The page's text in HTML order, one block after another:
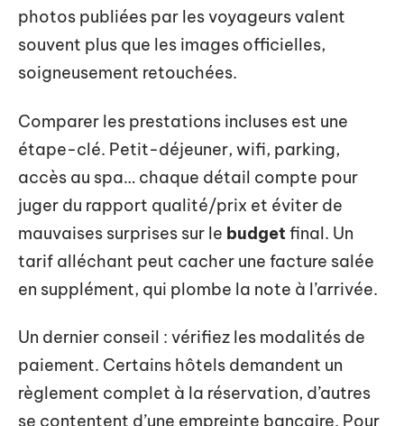
photos publiées par les voyageurs valent
souvent plus que les images officielles,
soigneusement retouchées.
Comparer les prestations incluses est une
étape-clé. Petit-déjeuner, wifi, parking,
accès au spa… chaque détail compte pour
juger du rapport qualité/prix et éviter de
mauvaises surprises sur le budgetfinal. Un
tarif alléchant peut cacher une facture salée
en supplément, qui plombe la note à l’arrivée.
Un dernier conseil : vérifiez les modalités de
paiement. Certains hôtels demandent un
règlement complet à la réservation, d’autres
se contentent d’une empreinte bancaire. Pour